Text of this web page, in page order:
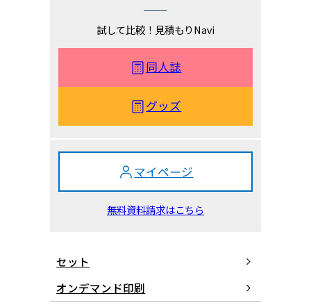
試して比較！見積もりNavi
同人誌
グッズ
マイページ
無料資料請求はこちら
セット
オンデマンド印刷